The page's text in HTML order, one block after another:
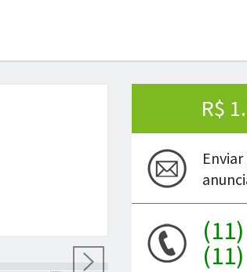
Próxima
R$